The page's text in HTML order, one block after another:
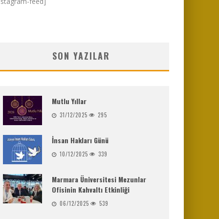
SON YAZILAR
Mutlu Yıllar
31/12/2025 295
İnsan Hakları Günü
10/12/2025 339
Marmara Üniversitesi Mezunlar
Ofisinin Kahvaltı Etkinliği
06/12/2025 539